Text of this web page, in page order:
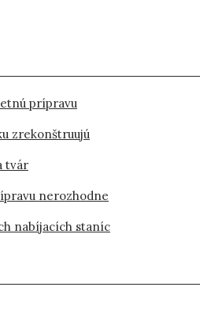
prípravu
zrekonštruujú
tvár
nerozhodne
nabíjacích staníc